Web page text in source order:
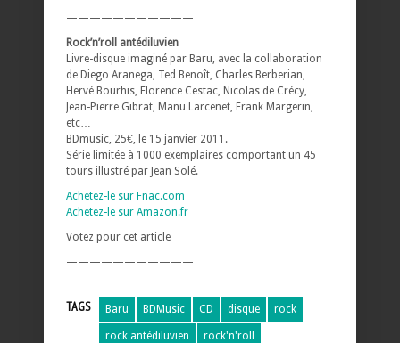
———————————
Rock’n’roll antédiluvien
Livre-disque imaginé par Baru, avec la collaboration
de Diego Aranega, Ted Benoît, Charles Berberian,
Hervé Bourhis, Florence Cestac, Nicolas de Crécy,
Jean-Pierre Gibrat, Manu Larcenet, Frank Margerin,
etc…
BDmusic, 25€, le 15 janvier 2011.
Série limitée à 1000 exemplaires comportant un 45
tours illustré par Jean Solé.
Achetez-le sur Fnac.com
Achetez-le sur Amazon.fr
Votez pour cet article
———————————
TAGS Baru BDMusic CD disque rock
rock antédiluvien rock'n'roll